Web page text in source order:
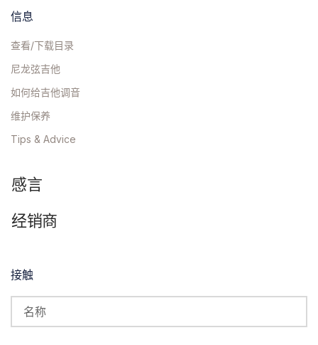
信息
查看/下载目录
尼龙弦吉他
如何给吉他调音
维护保养
Tips & Advice
感言
经销商
接触